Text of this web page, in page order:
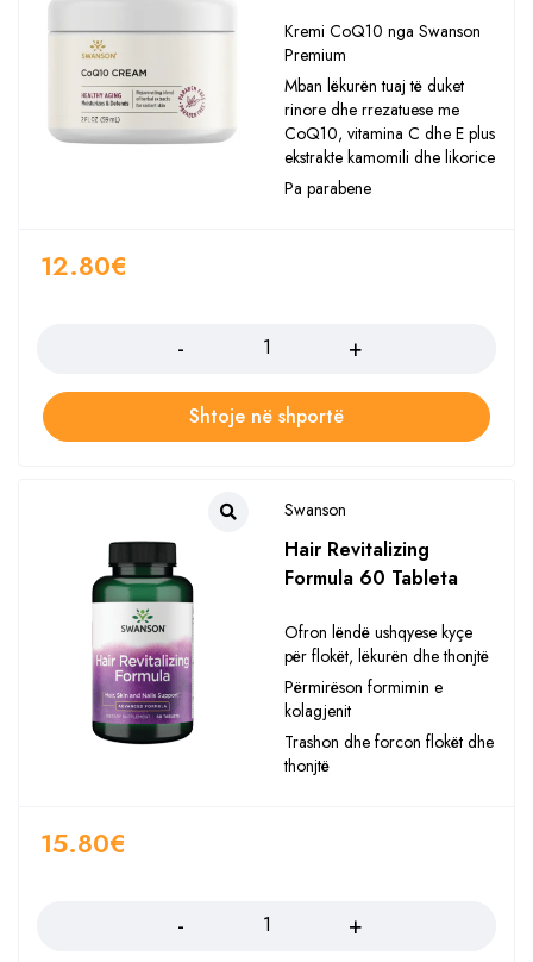
Kremi CoQ10 nga Swanson
Premium
Mban lëkurën tuaj të duket
rinore dhe rrezatuese me
CoQ10, vitamina C dhe E plus
ekstrakte kamomili dhe likorice
Pa parabene
12.80€
Shtoje në shportë
Swanson
Hair Revitalizing
Formula 60 Tableta
Ofron lëndë ushqyese kyçe
për flokët, lëkurën dhe thonjtë
Përmirëson formimin e
kolagjenit
Trashon dhe forcon flokët dhe
thonjtë
15.80€